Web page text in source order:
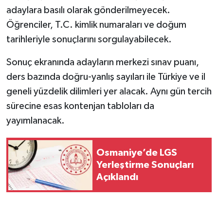
adaylara basılı olarak gönderilmeyecek.
Öğrenciler, T.C. kimlik numaraları ve doğum
tarihleriyle sonuçlarını sorgulayabilecek.
Sonuç ekranında adayların merkezi sınav puanı,
ders bazında doğru-yanlış sayıları ile Türkiye ve il
geneli yüzdelik dilimleri yer alacak. Aynı gün tercih
sürecine esas kontenjan tabloları da
yayımlanacak.
Osmaniye’de LGS
Yerleştirme Sonuçları
Açıklandı